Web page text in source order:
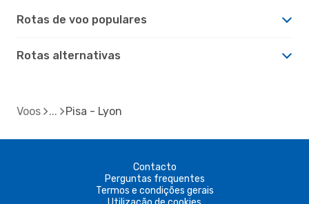
Rotas de voo populares
Rotas alternativas
Voos Pisa - Lyon
Contacto
Perguntas frequentes
Termos e condições gerais